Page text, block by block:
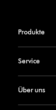
Produkte
Service
Über uns